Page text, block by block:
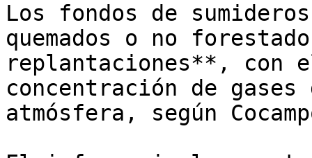
Los fondos de
quemados o no
replantaciones**,
concentración de
atmósfera, según